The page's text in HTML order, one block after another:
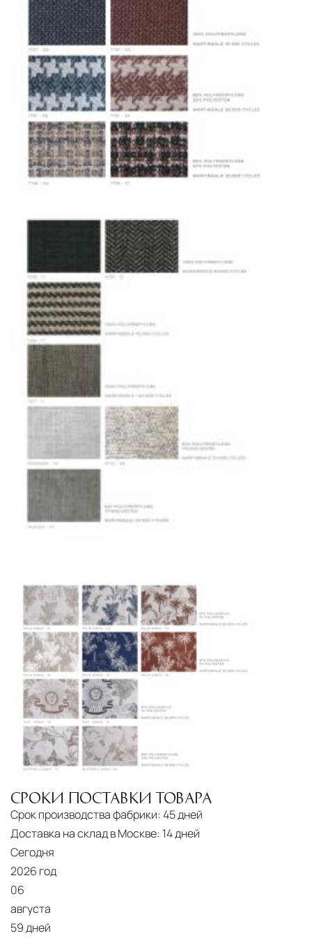
СРОКИ ПОСТАВКИ ТОВАРА
Срок производства фабрики: 45 дней
Доставка на склад в Москве: 14 дней
Сегодня
2026 год
06
августа
59 дней